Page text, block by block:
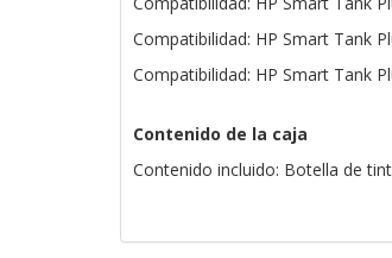
Compatibilidad: HP Smart Tank
Compatibilidad: HP Smart Tank
Contenido de la caja
Contenido incluido: Botella de